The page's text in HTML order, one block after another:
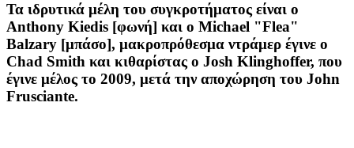
Τα ιδρυτικά μέλη του συγκροτήματος είναι ο
Anthony Kiedis [φωνή] και ο Michael "Flea"
Balzary [μπάσο], μακροπρόθεσμα ντράμερ έγινε ο
Chad Smith και κιθαρίστας ο Josh Klinghoffer, που
έγινε μέλος το 2009, μετά την αποχώρηση του John
Frusciante.